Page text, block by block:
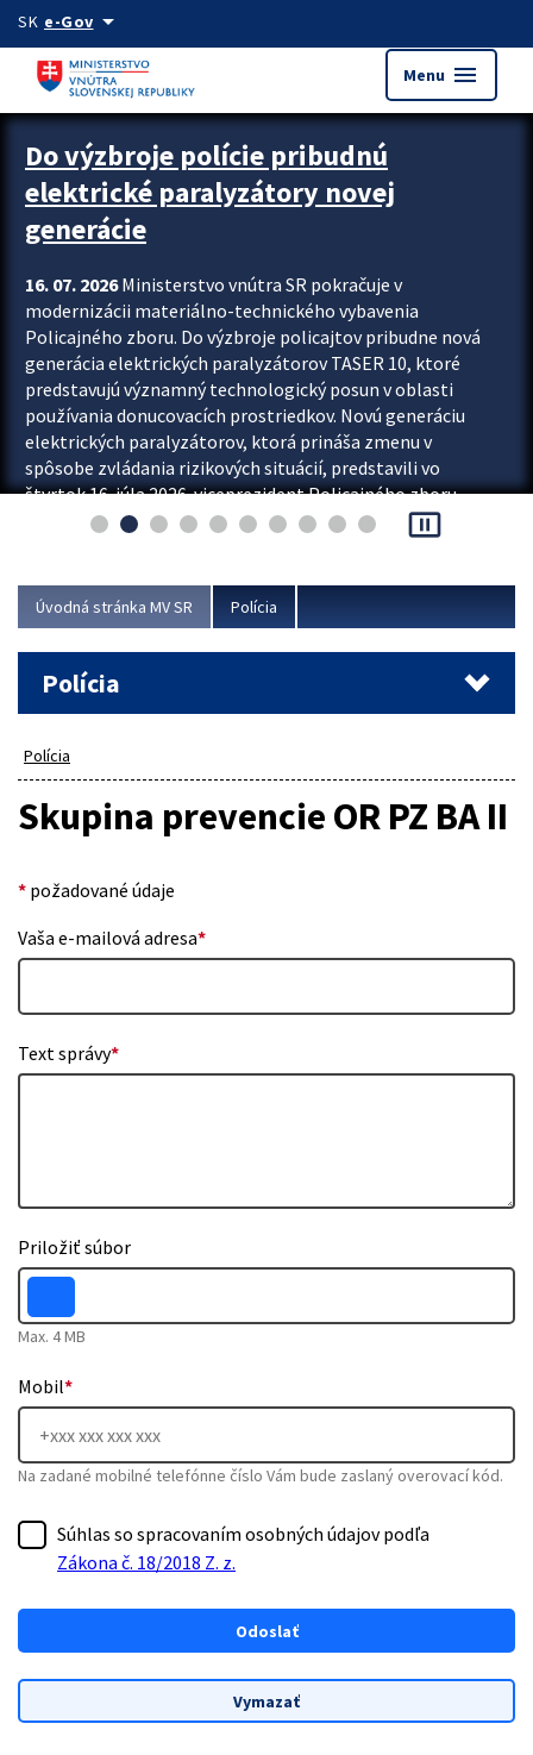
Preskocit na hlavný obsah
SK e-Govarrow_drop_down
Menu menu
Zastavit automatický posun upútavok
Do výzbroje polície pribudnú
elektrické paralyzátory novej
generácie
16. 07. 2026Ministerstvo vnútra SR pokračuje v
modernizácii materiálno-technického vybavenia
Policajného zboru. Do výzbroje policajtov pribudne nová
generácia elektrických paralyzátorov TASER 10, ktoré
predstavujú významný technologický posun v oblasti
používania donucovacích prostriedkov. Novú generáciu
elektrických paralyzátorov, ktorá prináša zmenu v
spôsobe zvládania rizikových situácií, predstavili vo
štvrtok 16. júla 2026 viceprezident Policajného zboru
Rastislav Polakovič a riaditeľ odboru výcviku...
pause_presentation
Úvodná stránka MV SR Polícia
Polícia
Polícia
Skupina prevencie OR PZ BA II
* požadované údaje
Vaša e-mailová adresa*
Text správy*
Priložiť súbor
Max. 4 MB
Mobil*
Na zadané mobilné telefónne číslo Vám bude zaslaný overovací kód.
Súhlas so spracovaním osobných údajov podľa
Zákona č. 18/2018 Z. z.